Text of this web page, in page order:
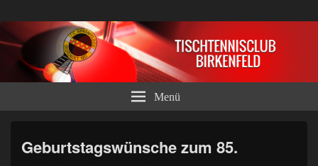
Tischtennisclub Birkenfeld e.V.
Menü
Geburtstagswünsche zum 85.